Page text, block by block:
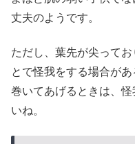
丈夫のようです。
ただし、葉先が尖って
とで怪我をする場合が
巻いてあげるときは、
いね。